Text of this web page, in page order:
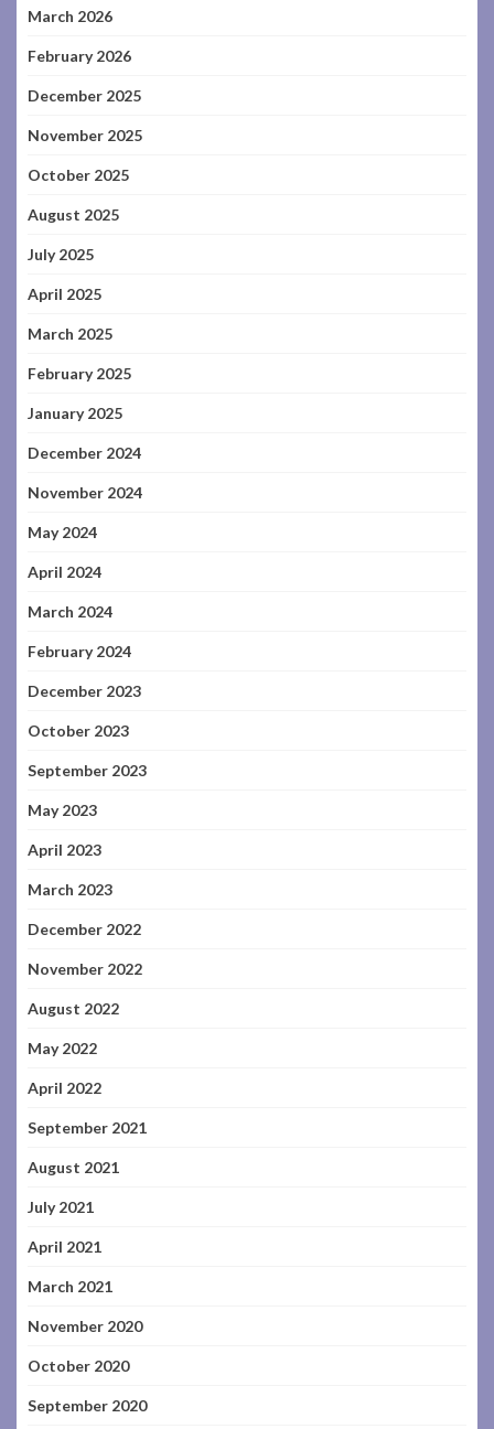
March 2026
February 2026
December 2025
November 2025
October 2025
August 2025
July 2025
April 2025
March 2025
February 2025
January 2025
December 2024
November 2024
May 2024
April 2024
March 2024
February 2024
December 2023
October 2023
September 2023
May 2023
April 2023
March 2023
December 2022
November 2022
August 2022
May 2022
April 2022
September 2021
August 2021
July 2021
April 2021
March 2021
November 2020
October 2020
September 2020